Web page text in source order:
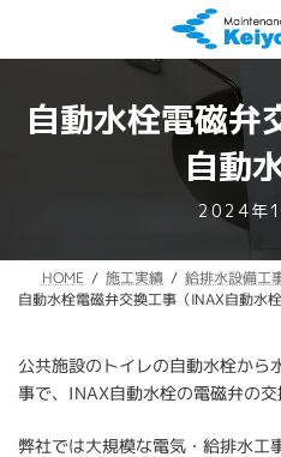
テ
ゲ
自動水栓電磁弁
自動
最
更
新
日
:
2024年
HOME 施工実績 給排水設備工
自動水栓電磁弁交換工事（INAX自動水栓
公共施設のトイレの自動水栓から
事で、INAX自動水栓の電磁弁の交
弊社では大規模な電気・給排水工